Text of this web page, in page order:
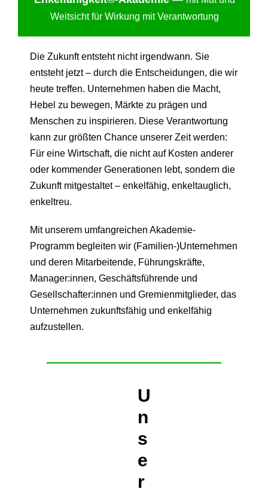
Weitsicht für Wirkung mit Verantwortung
Die Zukunft entsteht nicht irgendwann. Sie
entsteht jetzt – durch die Entscheidungen, die wir
heute treffen. Unternehmen haben die Macht,
Hebel zu bewegen, Märkte zu prägen und
Menschen zu inspirieren. Diese Verantwortung
kann zur größten Chance unserer Zeit werden:
Für eine Wirtschaft, die nicht auf Kosten anderer
oder kommender Generationen lebt, sondern die
Zukunft mitgestaltet – enkelfähig, enkeltauglich,
enkeltreu.
Mit unserem umfangreichen Akademie-
Programm begleiten wir (Familien-)Unternehmen
und deren Mitarbeitende, Führungskräfte,
Manager:innen, Geschäftsführende und
Gesellschafter:innen und Gremienmitglieder, das
Unternehmen zukunftsfähig und enkelfähig
aufzustellen.
U
n
s
e
r